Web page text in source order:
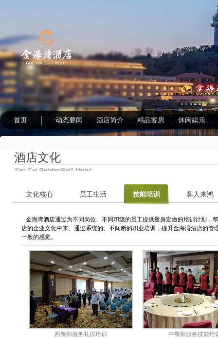
首页 动态要闻 酒店简介 精品客房 休闲娱乐
酒店文化
文化核心 员工生活 技能培训 客人来鸿
金海湾酒店通过为不同岗位、不同职级的员工提供量身定做的培训计划，
店的企业文化中来。通过系统的、不间断的职业培训，提升金海湾酒店的
一般的感觉。
西餐部服务礼仪培训 中餐部服务技能培